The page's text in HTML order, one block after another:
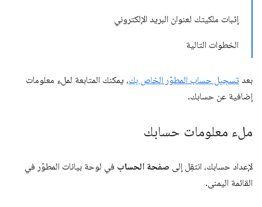
إثبات ملكيتك لعنوان البريد الإلكتروني
الخطوات التالية
بعد تسجيل حساب المطوّر الخاص بك، يمكنك المتابعة لملء معلومات
إضافية عن حسابك.
ملء معلومات حسابك
لإعداد حسابك، انتقِل إلى صفحة الحساب في لوحة بيانات المطوّر في
القائمة اليمنى.